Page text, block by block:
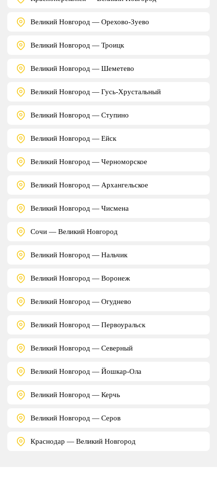
Великий Новгород — Орехово-Зуево
Великий Новгород — Троицк
Великий Новгород — Шеметево
Великий Новгород — Гусь-Хрустальный
Великий Новгород — Ступино
Великий Новгород — Ейск
Великий Новгород — Черноморское
Великий Новгород — Архангельское
Великий Новгород — Чисмена
Сочи — Великий Новгород
Великий Новгород — Нальчик
Великий Новгород — Воронеж
Великий Новгород — Огуднево
Великий Новгород — Первоуральск
Великий Новгород — Северный
Великий Новгород — Йошкар-Ола
Великий Новгород — Керчь
Великий Новгород — Серов
Краснодар — Великий Новгород